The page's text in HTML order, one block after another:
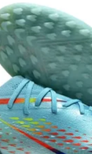
atual
é:
R$519,90.